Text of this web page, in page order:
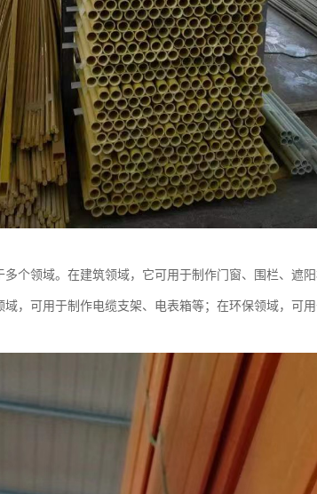
个领域。在建筑领域，它可用于制作门窗、围栏、遮
，可用于制作电缆支架、电表箱等；在环保领域，可